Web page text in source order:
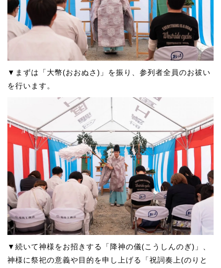
▼まずは「大幣(おおぬさ)」を振り、参列者全員のお祓い
を行います。
▼続いて神様をお招きする「降神の儀(こうしんのぎ)」、
神様に祭祀の意義や目的を申し上げる「祝詞奏上(のりと